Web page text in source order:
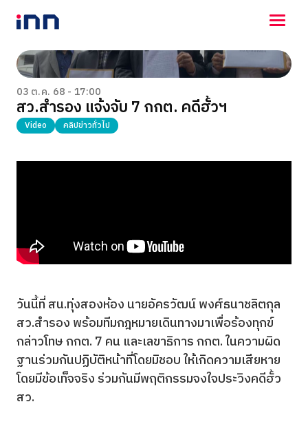
NEWS
ENTERTAINMENT
LIFESTYLE
HOROSCOPE
VIDEO
03 ต.ค. 68 - 17:00
สว.สํารอง แจ้งจับ 7 กกต. คดีฮั้วฯ
Video คลิปข่าวทั่วไป
วันนี้ที่ สน.ทุ่งสองห้อง นายอัครวัฒน์ พงศ์ธนาชลิตกุล
สว.สำรอง พร้อมทีมกฎหมายเดินทางมาเพื่อร้องทุกข์
กล่าวโทษ กกต. 7 คน และเลขาธิการ กกต. ในความผิด
ฐานร่วมกันปฏิบัติหน้าที่โดยมิชอบ ให้เกิดความเสียหาย
โดยมีข้อเท็จจริง ร่วมกันมีพฤติกรรมจงใจประวิงคดีฮั้ว
สว.